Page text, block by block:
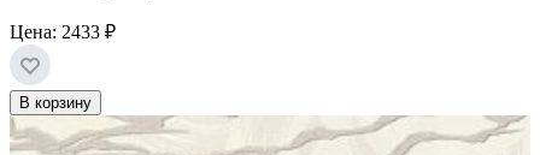
Цена: 2433 ₽
В корзину